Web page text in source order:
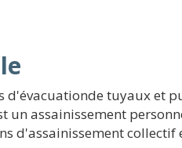
d'évacuationde tuyaux et
assainissement
d'assainissement collectif